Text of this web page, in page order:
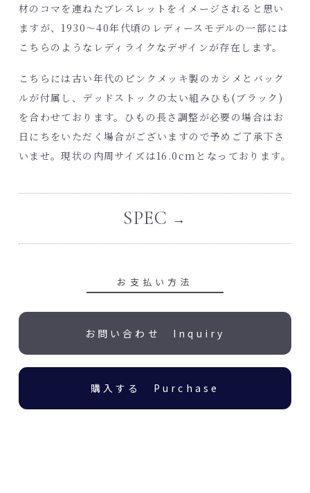
材のコマを連ねたブレスレットをイメージされると思い
ますが、1930～40年代頃のレディースモデルの一部には
こちらのようなレディライクなデザインが存在します。
こちらには古い年代のピンクメッキ製のカシメとバック
ルが付属し、デッドストックの太い組みひも(ブラック)
を合わせております。ひもの長さ調整が必要の場合はお
日にちをいただく場合がございますので予めご了承下さ
いませ。現状の内周サイズは16.0cmとなっております。
SPEC
お支払い方法